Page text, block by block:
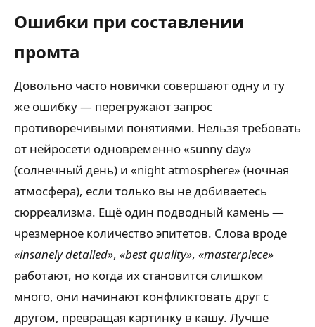
Ошибки при составлении
промта
Довольно часто новички совершают одну и ту
же ошибку — перегружают запрос
противоречивыми понятиями. Нельзя требовать
от нейросети одновременно «sunny day»
(солнечный день) и «night atmosphere» (ночная
атмосфера), если только вы не добиваетесь
сюрреализма. Ещё один подводный камень —
чрезмерное количество эпитетов. Слова вроде
«insanely detailed», «best quality», «masterpiece»
работают, но когда их становится слишком
много, они начинают конфликтовать друг с
другом, превращая картинку в кашу. Лучше